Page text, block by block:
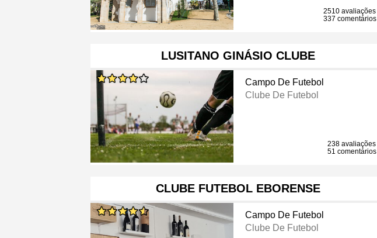
2510 avaliações
337 comentários
LUSITANO GINÁSIO CLUBE
Campo De Futebol
Clube De Futebol
238 avaliações
51 comentários
CLUBE FUTEBOL EBORENSE
Campo De Futebol
Clube De Futebol